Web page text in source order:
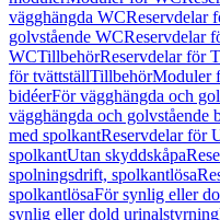
vägghängda WCReservdelar
golvstående WCReservdelar
WCTillbehörReservdelar för
för tvättställTillbehörModuler
bidéerFör vägghängda och
vägghängda och golvstående
med spolkantReservdelar för
spolkantUtan skyddskåpa
spolningsdrift, spolkantlösa
spolkantlösaFör synlig eller
synlig eller dold urinalstyrning